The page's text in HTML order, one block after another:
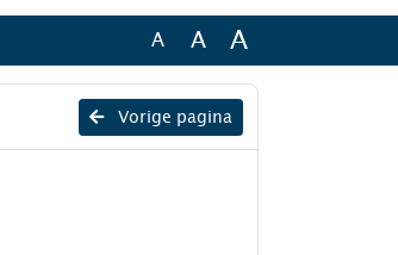
A A A
Vorige pagina